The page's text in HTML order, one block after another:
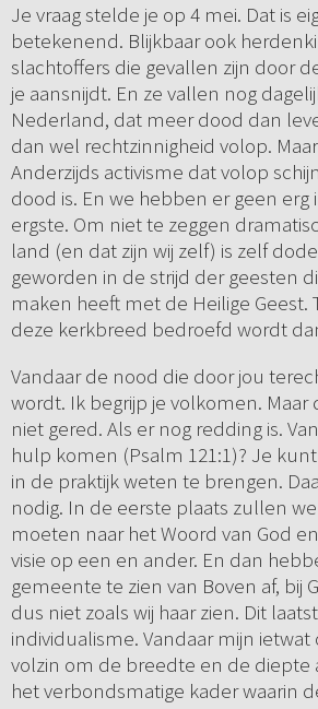
Je vraag stelde je op 4 mei. Dat is
betekenend. Blijkbaar ook
slachtoffers die gevallen zijn door
je aansnijdt. En ze vallen nog
Nederland, dat meer dood dan
dan wel rechtzinnigheid volop.
Anderzijds activisme dat volop
dood is. En we hebben er geen erg
ergste. Om niet te zeggen
land (en dat zijn wij zelf) is zelf
geworden in de strijd der geesten
maken heeft met de Heilige Geest.
deze kerkbreed bedroefd wordt
Vandaar de nood die door jou
wordt. Ik begrijp je volkomen. Maar
niet gered. Als er nog redding is.
hulp komen (Psalm 121:1)? Je
in de praktijk weten te brengen.
nodig. In de eerste plaats zullen
moeten naar het Woord van God
visie op een en ander. En dan
gemeente te zien van Boven af, bij
dus niet zoals wij haar zien. Dit
individualisme. Vandaar mijn
volzin om de breedte en de diepte
het verbondsmatige kader waarin